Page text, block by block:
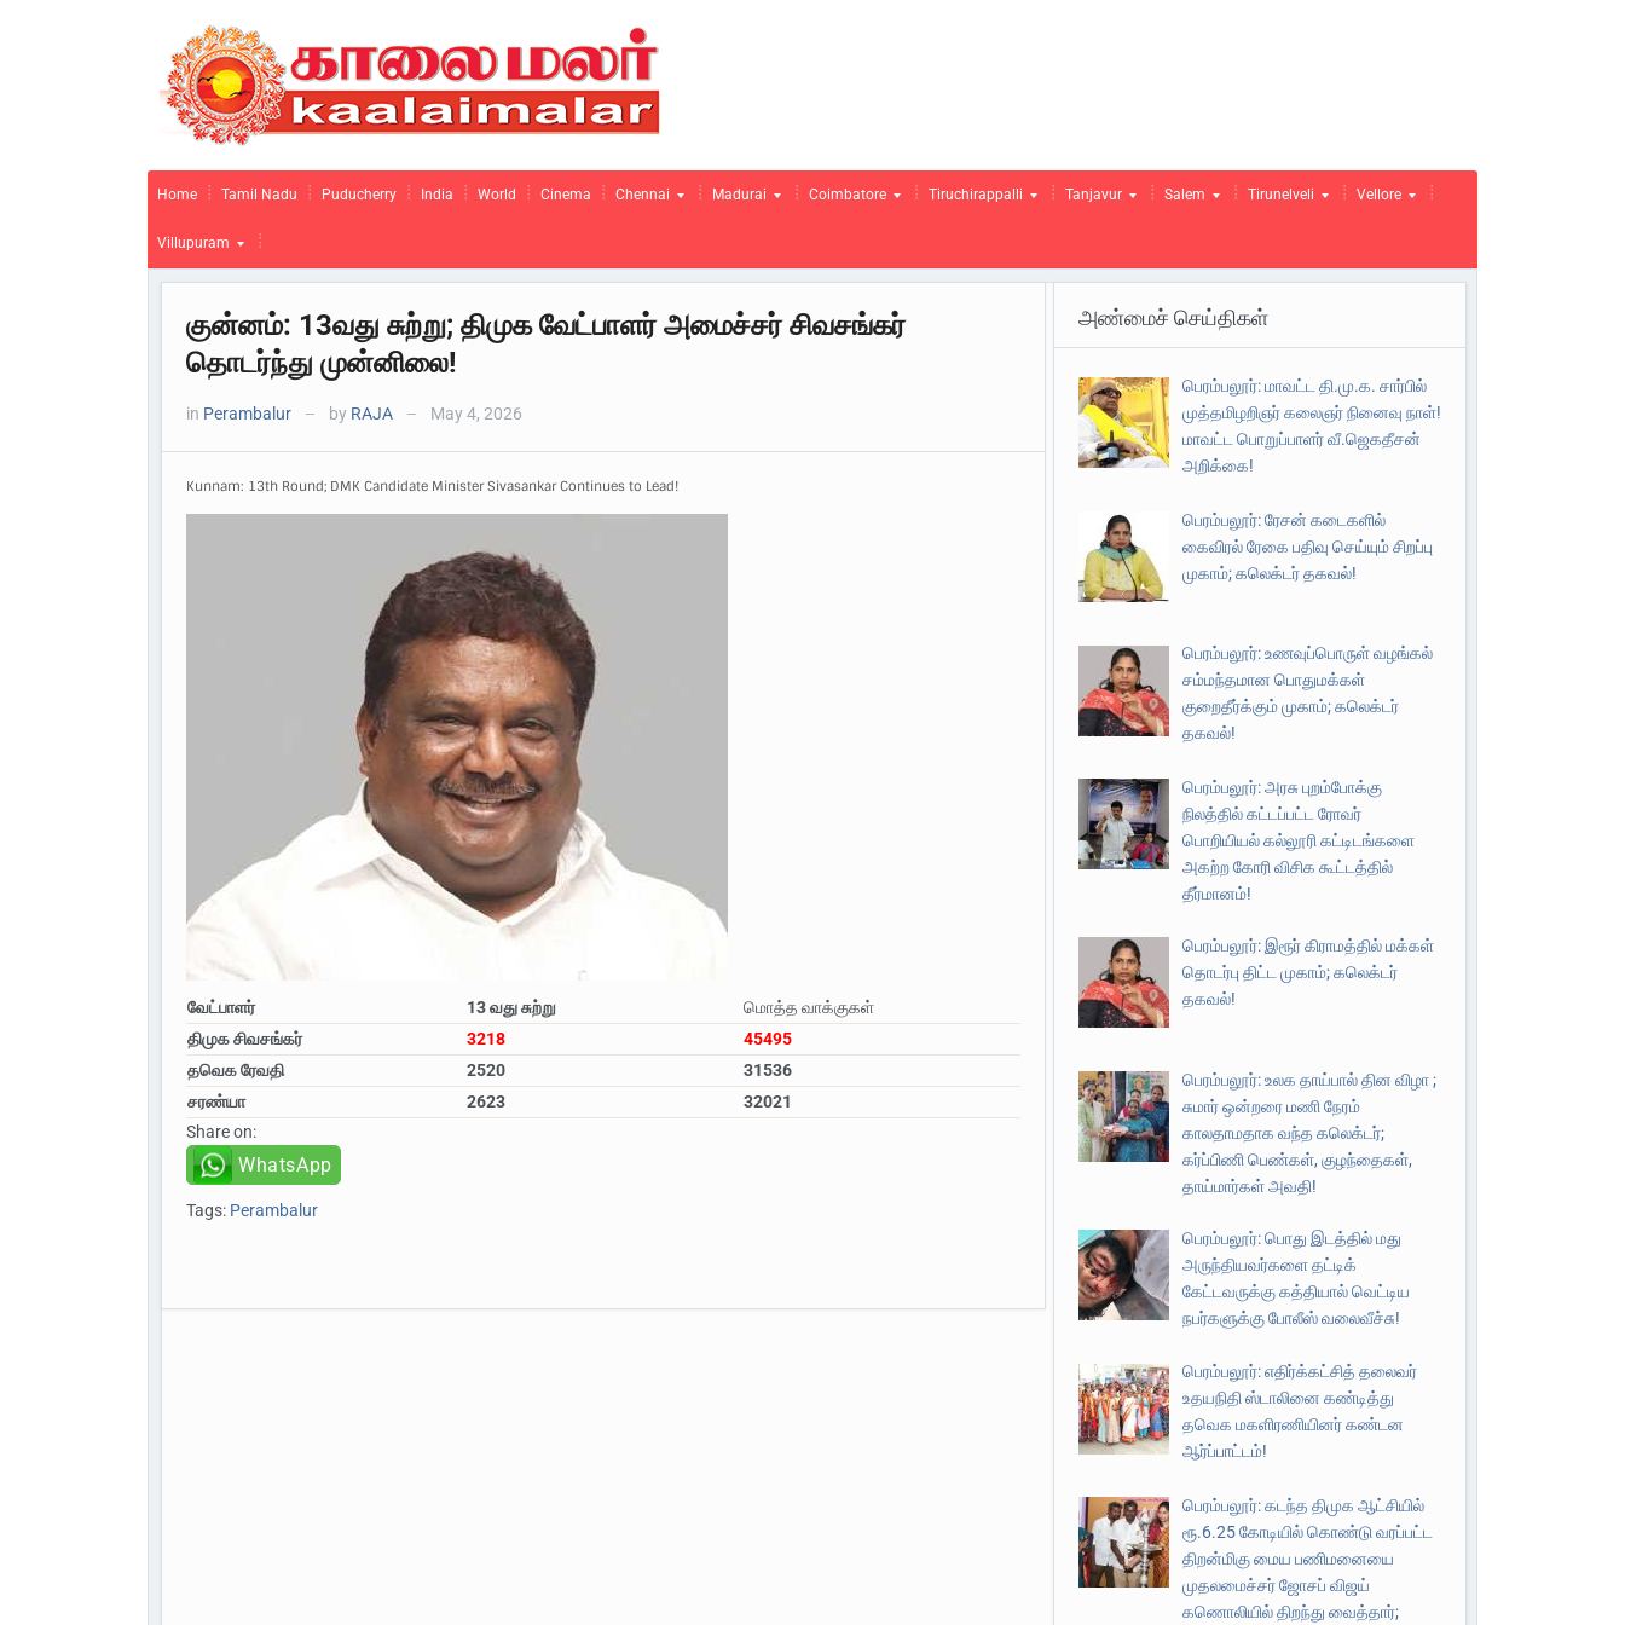
Home Tamil Nadu Puducherry India World Cinema Chennai Madurai Coimbatore Tiruchirappalli Tanjavur Salem Tirunelveli Vellore
Villupuram
குன்னம்: 13வது சுற்று; திமுக வேட்பாளர் அமைச்சர் சிவசங்கர்
தொடர்ந்து முன்னிலை!
in Perambalur — by RAJA — May 4, 2026
Kunnam: 13th Round; DMK Candidate Minister Sivasankar Continues to Lead!
வேட்பாளர் 13 வது சுற்று
மொத்த வாக்குகள்
திமுக சிவசங்கர்
3218
45495
தவெக ரேவதி
2520
31536
சரண்யா
2623
32021
Share on:
WhatsApp
Tags: Perambalur
அண்மைச் செய்திகள்
பெரம்பலூர்: மாவட்ட தி.மு.க. சார்பில்
முத்தமிழறிஞர் கலைஞர் நினைவு நாள்!
மாவட்ட பொறுப்பாளர் வீ.ஜெகதீசன்
அறிக்கை!
பெரம்பலூர்: ரேசன் கடைகளில்
கைவிரல் ரேகை பதிவு செய்யும் சிறப்பு
முகாம்; கலெக்டர் தகவல்!
பெரம்பலூர்: உணவுப்பொருள் வழங்கல்
சம்மந்தமான பொதுமக்கள்
குறைதீர்க்கும் முகாம்; கலெக்டர்
தகவல்!
பெரம்பலூர்: அரசு புறம்போக்கு
நிலத்தில் கட்டப்பட்ட ரோவர்
பொறியியல் கல்லூரி கட்டிடங்களை
அகற்ற கோரி விசிக கூட்டத்தில்
தீர்மானம்!
பெரம்பலூர்: இரூர் கிராமத்தில் மக்கள்
தொடர்பு திட்ட முகாம்; கலெக்டர்
தகவல்!
பெரம்பலூர்: உலக தாய்பால் தின விழா ;
சுமார் ஒன்றரை மணி நேரம்
காலதாமதாக வந்த கலெக்டர்;
கர்ப்பிணி பெண்கள், குழந்தைகள்,
தாய்மார்கள் அவதி!
பெரம்பலூர்: பொது இடத்தில் மது
அருந்தியவர்களை தட்டிக்
கேட்டவருக்கு கத்தியால் வெட்டிய
நபர்களுக்கு போலீஸ் வலைவீச்சு!
பெரம்பலூர்: எதிர்க்கட்சித் தலைவர்
உதயநிதி ஸ்டாலினை கண்டித்து
தவெக மகளிரணியினர் கண்டன
ஆர்ப்பாட்டம்!
பெரம்பலூர்: கடந்த திமுக ஆட்சியில்
ரூ.6.25 கோடியில் கொண்டு வரப்பட்ட
திறன்மிகு மைய பணிமனையை
முதலமைச்சர் ஜோசப் விஜய்
கணொலியில் திறந்து வைத்தார்;